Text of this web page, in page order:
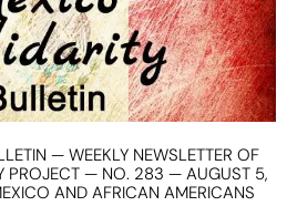
— WEEKLY NEWSLETTER OF
PROJECT — NO. 283 — AUGUST 5,
AND AFRICAN AMERICANS